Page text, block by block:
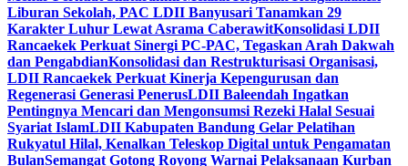
Liburan Sekolah, PAC LDII Banyusari Tanamkan 29
Karakter Luhur Lewat Asrama CaberawitKonsolidasi LDII
Rancaekek Perkuat Sinergi PC-PAC, Tegaskan Arah Dakwah
dan PengabdianKonsolidasi dan Restrukturisasi Organisasi,
LDII Rancaekek Perkuat Kinerja Kepengurusan dan
Regenerasi Generasi PenerusLDII Baleendah Ingatkan
Pentingnya Mencari dan Mengonsumsi Rezeki Halal Sesuai
Syariat IslamLDII Kabupaten Bandung Gelar Pelatihan
Rukyatul Hilal, Kenalkan Teleskop Digital untuk Pengamatan
BulanSemangat Gotong Royong Warnai Pelaksanaan Kurban